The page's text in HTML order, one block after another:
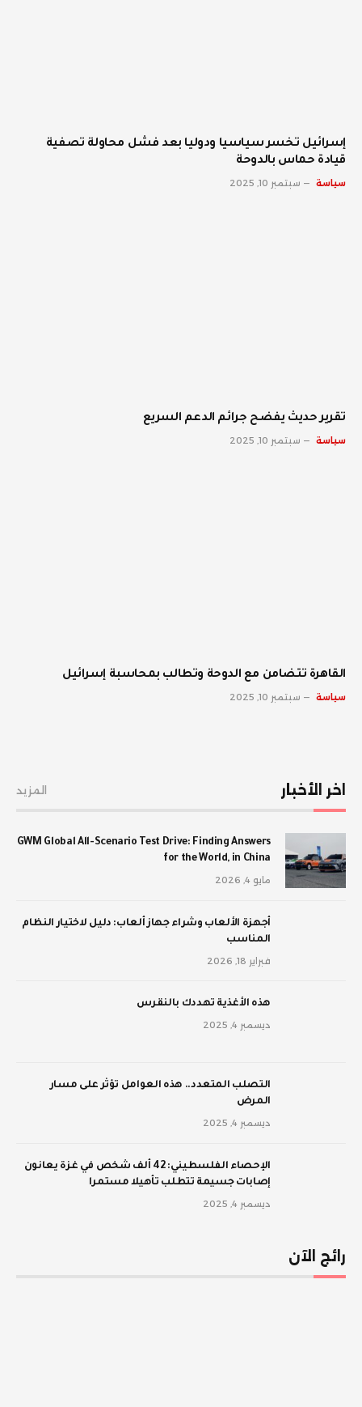
إسرائيل تخسر سياسيا ودوليا بعد فشل محاولة تصفية
قيادة حماس بالدوحة
سياسة سبتمبر 10, 2025
تقرير حديث يفضح جرائم الدعم السريع
سياسة سبتمبر 10, 2025
القاهرة تتضامن مع الدوحة وتطالب بمحاسبة إسرائيل
سياسة سبتمبر 10, 2025
اخر الأخبار المزيد
GWM Global All-Scenario Test Drive: Finding Answers
for the World, in China
مايو 4, 2026
أجهزة الألعاب وشراء جهاز ألعاب: دليل لاختيار النظام
المناسب
فبراير 18, 2026
‫هذه الأغذية تهددك بالنقرس
ديسمبر 4, 2025
‫التصلب المتعدد.. هذه العوامل تؤثر على مسار
المرض
ديسمبر 4, 2025
الإحصاء الفلسطيني: 42 ألف شخص في غزة يعانون
إصابات جسيمة تتطلب تأهيلا مستمرا
ديسمبر 4, 2025
رائج الآن